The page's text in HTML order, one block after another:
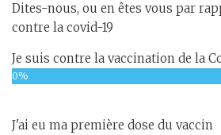
Dites-nous, ou en êtes vous par
contre la covid-19
Je suis contre la vaccination de la
0%
J'ai eu ma première dose du vaccin